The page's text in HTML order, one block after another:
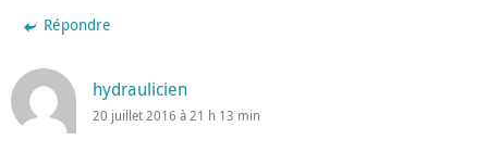
Répondre
hydraulicien
20 juillet 2016 à 21 h 13 min